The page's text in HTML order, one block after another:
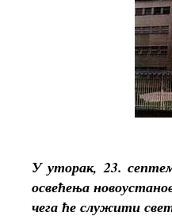
У уторак, 23.
освећења
чега ће служити